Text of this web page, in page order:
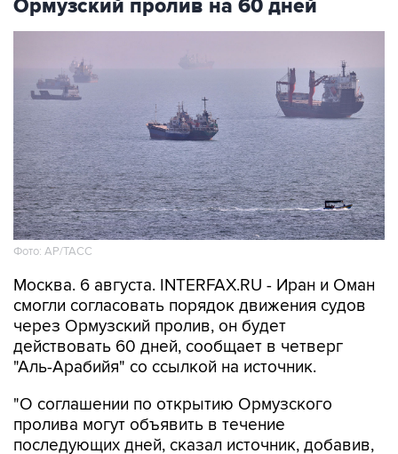
Ормузский пролив на 60 дней
Фото: AP/ТАСС
Москва. 6 августа. INTERFAX.RU - Иран и Оман
смогли согласовать порядок движения судов
через Ормузский пролив, он будет
действовать 60 дней, сообщает в четверг
"Аль-Арабийя" со ссылкой на источник.
"О соглашении по открытию Ормузского
пролива могут объявить в течение
последующих дней, сказал источник, добавив,